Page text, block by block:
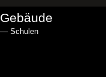
Gebäude
— Schulen